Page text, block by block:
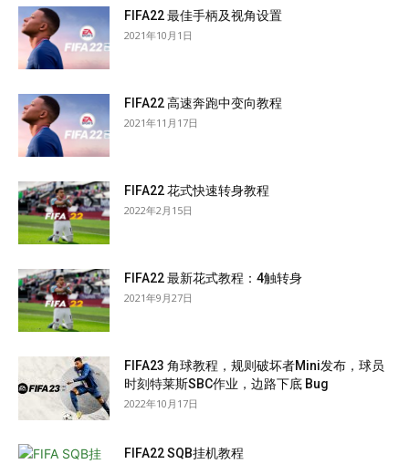
FIFA22 最佳手柄及视角设置
2021年10月1日
FIFA22 高速奔跑中变向教程
2021年11月17日
FIFA22 花式快速转身教程
2022年2月15日
FIFA22 最新花式教程：4触转身
2021年9月27日
FIFA23 角球教程，规则破坏者Mini发布，球员
时刻特莱斯SBC作业，边路下底 Bug
2022年10月17日
FIFA22 SQB挂机教程